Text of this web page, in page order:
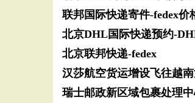
联邦国际快递寄件-fedex价
北京DHL国际快递预约-
北京联邦快递-fedex
汉莎航空货运增设飞往越
瑞士邮政新区域包裹处理